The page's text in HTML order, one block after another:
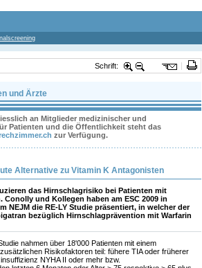
Schrift:
und Ärzte
an Mitglieder medizinischer und
Patienten und die Öffentlichkeit steht das
zur Verfügung.
Alternative zu Vitamin K Antagonisten
das Hirnschlagrisiko bei Patienten mit
und Kollegen haben am ESC 2009 in
NEJM die RE-LY Studie präsentiert, in welcher der
bezüglich Hirnschlagprävention mit Warfarin
nahmen über 18'000 Patienten mit einem
Risikofaktoren teil: fühere TIA oder früherer
NYHA II oder mehr bzw.